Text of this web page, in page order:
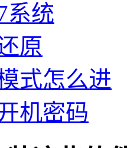
系统
原
式怎么进
机密码